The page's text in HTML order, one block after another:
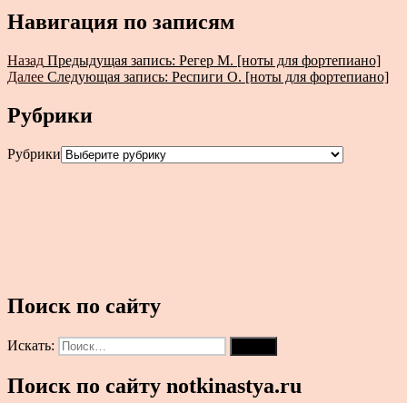
Навигация по записям
Назад Предыдущая запись: Регер М. [ноты для фортепиано]
Далее Следующая запись: Респиги О. [ноты для фортепиано]
Рубрики
Рубрики
Поиск по сайту
Искать:
Поиск по сайту notkinastya.ru